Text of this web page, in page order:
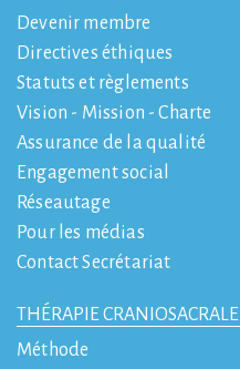
Devenir membre
Directives éthiques
Statuts et règlements
Vision - Mission - Charte
Assurance de la qualité
Engagement social
Réseautage
Pour les médias
Contact Secrétariat
THÉRAPIE CRANIOSACRALE
Méthode